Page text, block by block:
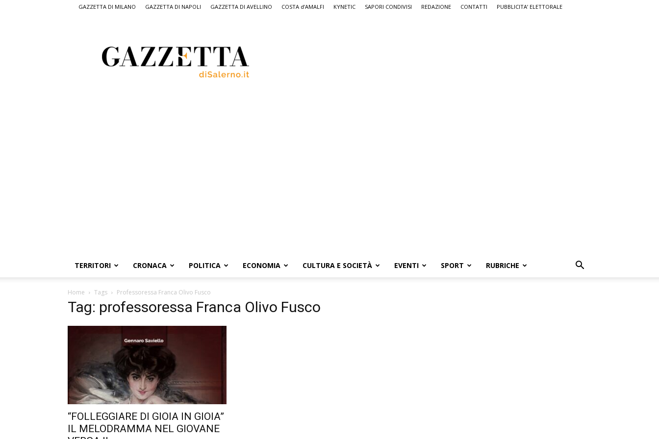
GAZZETTA DI MILANO GAZZETTA DI NAPOLI GAZZETTA DI AVELLINO COSTA d’AMALFI KYNETIC SAPORI CONDIVISI REDAZIONE CONTATTI PUBBLICITA’ ELETTORALE
Salerno,
il
quotidiano
TERRITORI CRONACA POLITICA ECONOMIA CULTURA E SOCIETÀ EVENTI SPORT RUBRICHE
Home Tags Professoressa Franca Olivo Fusco
Tag: professoressa Franca Olivo Fusco
“FOLLEGGIARE DI GIOIA IN GIOIA”
IL MELODRAMMA NEL GIOVANE